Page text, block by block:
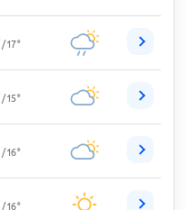
/17°
/15°
/16°
/16°